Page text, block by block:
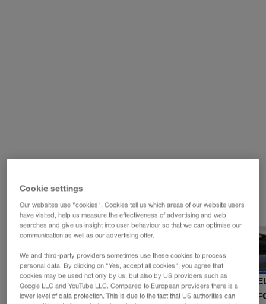
Cookie settings
Our websites use "cookies". Cookies tell us which areas of our website users
have visited, help us measure the effectiveness of advertising and web
searches and give us insight into user behaviour so that we can optimise our
communication as well as our advertising offer.
We and third-party providers sometimes use these cookies to process
personal data. By clicking on "Yes, accept all cookies", you agree that
cookies may be used not only by us, but also by US providers such as
Google LLC and YouTube LLC. Compared to European providers there is a
lower level of data protection. This is due to the fact that US authorities can